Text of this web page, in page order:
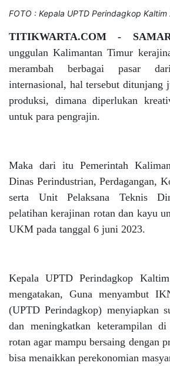
FOTO : Kepala UPTD Perindagkop Kaltim
TITIKWARTA.COM -
unggulan Kalimantan Timur
merambah berbagai pasar
internasional, hal tersebut ditunjang
produksi, dimana diperlukan
untuk para pengrajin.
Maka dari itu Pemerintah
Dinas Perindustrian, Perdagangan,
serta Unit Pelaksana Teknis
pelatihan kerajinan rotan dan kayu
UKM pada tanggal 6 juni 2023.
Kepala UPTD Perindagkop
mengatakan, Guna menyambut
(UPTD Perindagkop) menyiapkan
dan meningkatkan keterampilan
rotan agar mampu bersaing dengan
bisa menaikkan perekonomian